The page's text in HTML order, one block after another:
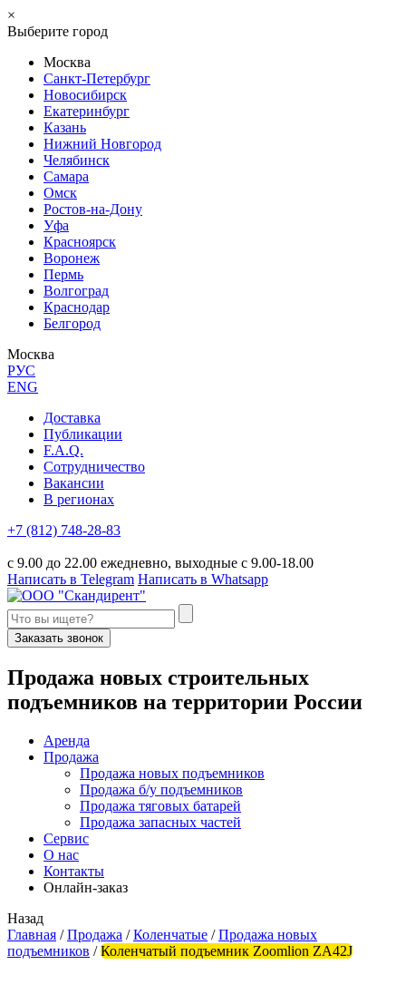
×
Выберите город
Москва
Санкт-Петербург
Новосибирск
Екатеринбург
Казань
Нижний Новгород
Челябинск
Самара
Омск
Ростов-на-Дону
Уфа
Красноярск
Воронеж
Пермь
Волгоград
Краснодар
Белгород
Москва
РУС
ENG
Доставка
Публикации
F.A.Q.
Сотрудничество
Вакансии
В регионах
+7 (812) 748-28-83
с 9.00 до 22.00 ежедневно, выходные с 9.00-18.00
Написать в Telegram Написать в Whatsapp
Заказать звонок
Продажа новых строительных
подъемников на территории России
Аренда
Продажа
Продажа новых подъемников
Продажа б/у подъемников
Продажа тяговых батарей
Продажа запасных частей
Сервис
О нас
Контакты
Онлайн-заказ
Назад
Главная / Продажа / Коленчатые / Продажа новых
подъемников / Коленчатый подъемник Zoomlion ZA42J